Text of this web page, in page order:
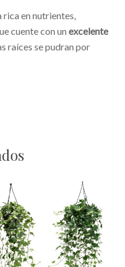
en nutrientes,
cuente con un excelente
raíces se pudran por